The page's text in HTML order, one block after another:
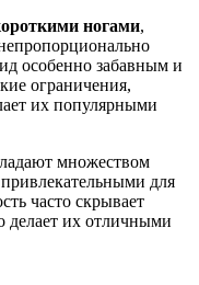
ногами,
особенно забавным и
ограничения,
их популярными
множеством
для
часто скрывает
делает их отличными